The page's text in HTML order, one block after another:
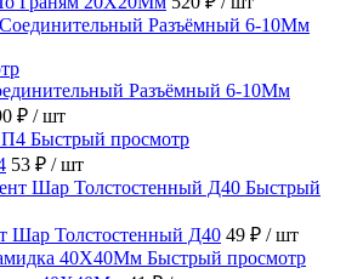
Разъёмный 6-10Мм
₽ / шт
Быстрый просмотр
53 ₽ / шт
Быстрый
Шар Толстостенный Д40 49 ₽ / шт
Быстрый просмотр